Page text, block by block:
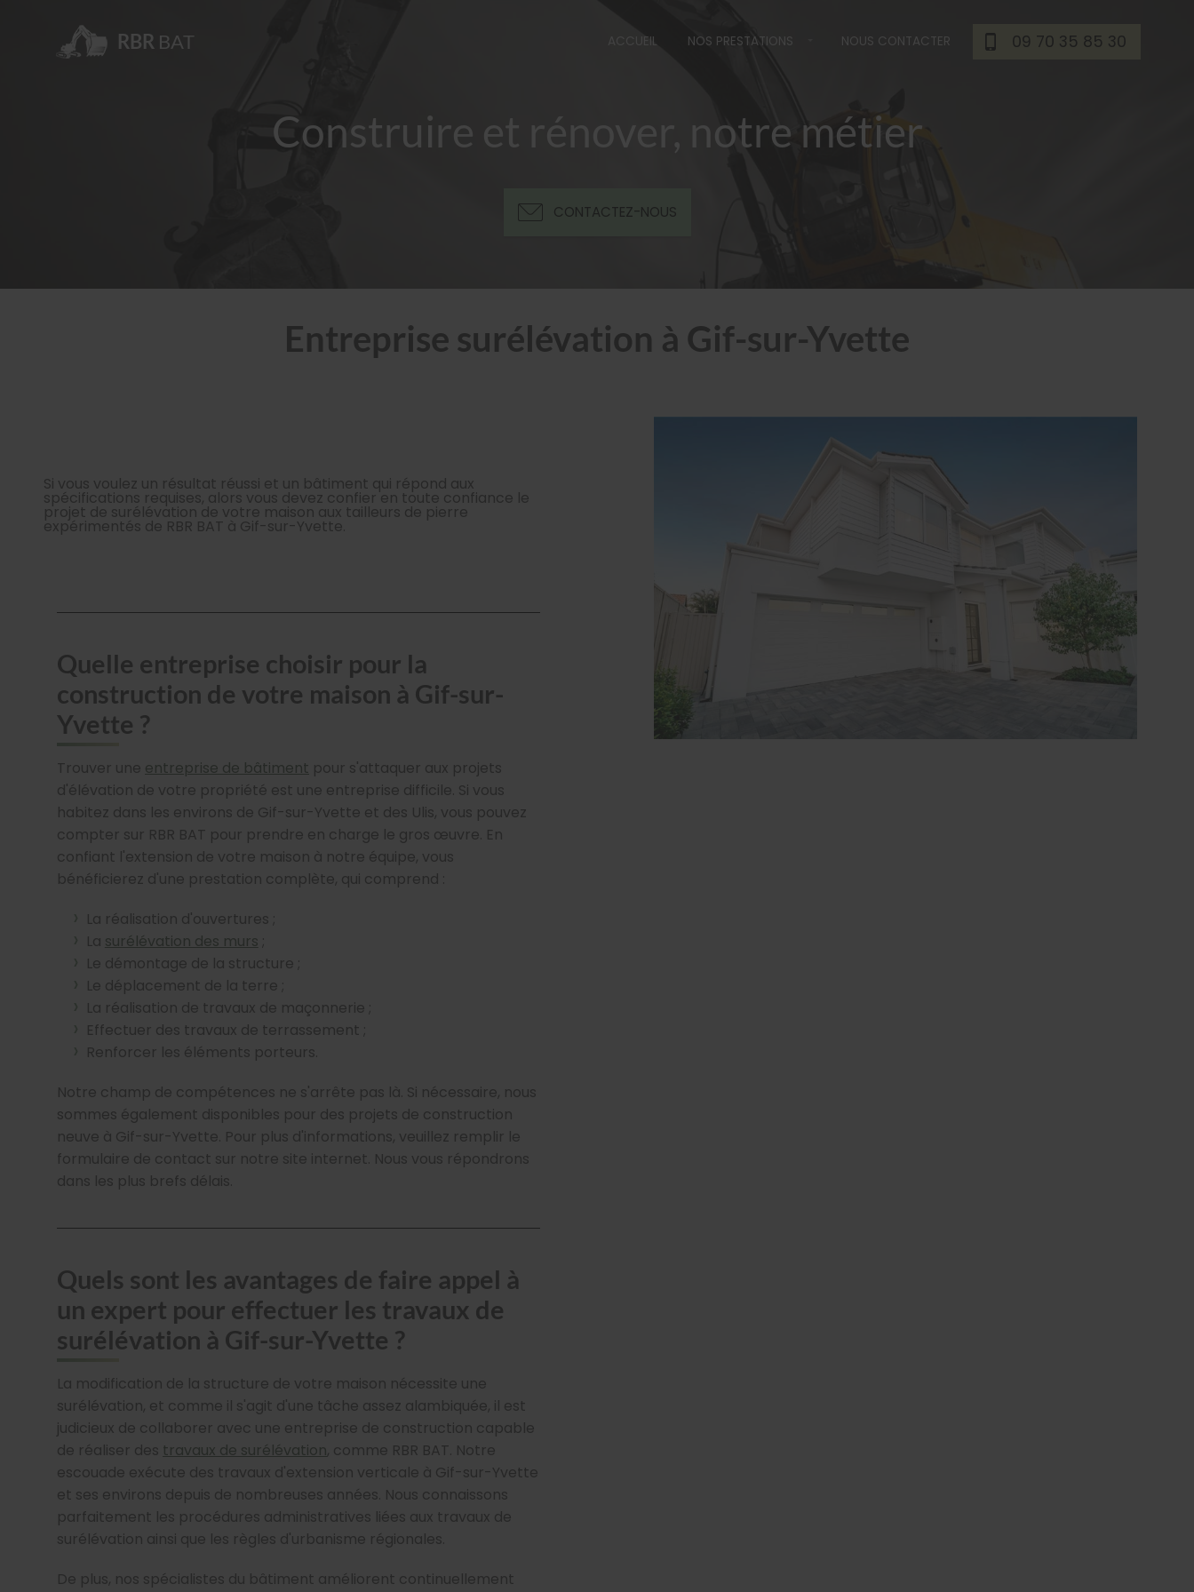
Construire et rénover, notre métier
CONTACTEZ-NOUS
RBR BAT ACCUEIL NOS PRESTATIONS NOUS CONTACTER 09 70 35 85 30
Entreprise surélévation à Gif-sur-Yvette
Si vous voulez un résultat réussi et un bâtiment qui répond aux
spécifications requises, alors vous devez confier en toute confiance le
projet de surélévation de votre maison aux tailleurs de pierre
expérimentés de RBR BAT à Gif-sur-Yvette.
Quelle entreprise choisir pour la
construction de votre maison à Gif-sur-
Yvette ?
Trouver une entreprise de bâtiment pour s'attaquer aux projets
d'élévation de votre propriété est une entreprise difficile. Si vous
habitez dans les environs de Gif-sur-Yvette et des Ulis, vous pouvez
compter sur RBR BAT pour prendre en charge le gros œuvre. En
confiant l'extension de votre maison à notre équipe, vous
bénéficierez d'une prestation complète, qui comprend :
La réalisation d'ouvertures ;
La surélévation des murs ;
Le démontage de la structure ;
Le déplacement de la terre ;
La réalisation de travaux de maçonnerie ;
Effectuer des travaux de terrassement ;
Renforcer les éléments porteurs.
Notre champ de compétences ne s'arrête pas là. Si nécessaire, nous
sommes également disponibles pour des projets de construction
neuve à Gif-sur-Yvette. Pour plus d'informations, veuillez remplir le
formulaire de contact sur notre site internet. Nous vous répondrons
dans les plus brefs délais.
Quels sont les avantages de faire appel à
un expert pour effectuer les travaux de
surélévation à Gif-sur-Yvette ?
La modification de la structure de votre maison nécessite une
surélévation, et comme il s'agit d'une tâche assez alambiquée, il est
judicieux de collaborer avec une entreprise de construction capable
de réaliser des travaux de surélévation, comme RBR BAT. Notre
escouade exécute des travaux d'extension verticale à Gif-sur-Yvette
et ses environs depuis de nombreuses années. Nous connaissons
parfaitement les procédures administratives liées aux travaux de
surélévation ainsi que les règles d'urbanisme régionales.
De plus, nos spécialistes du bâtiment améliorent continuellement